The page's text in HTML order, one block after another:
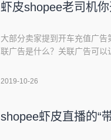
虾皮shopee老司机
大部分卖家提到开车充值广
联广告是什么？关联广告可
当买家使用APP或网页浏览
2019-10-26
shopee虾皮直播的“